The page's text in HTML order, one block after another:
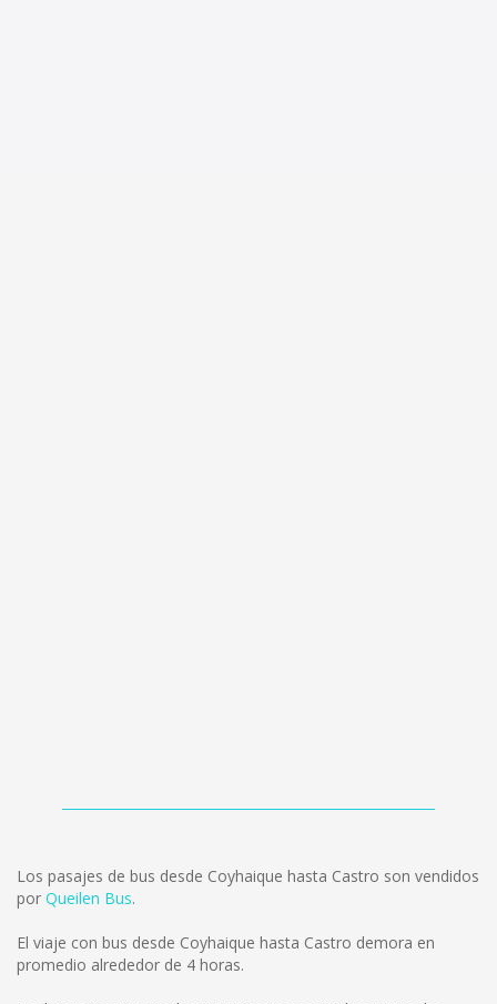
Los pasajes de bus desde Coyhaique hasta Castro son vendidos
por Queilen Bus.
El viaje con bus desde Coyhaique hasta Castro demora en
promedio alrededor de 4 horas.